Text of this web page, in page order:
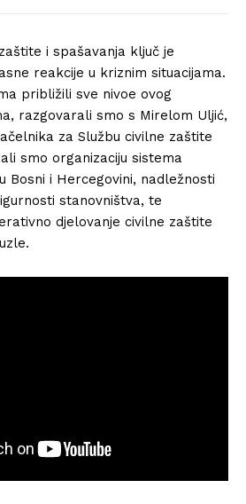
i spašavanja ključ je
reakcije u kriznim situacijama.
približili sve nivoe ovog
razgovarali smo s Mirelom Uljić,
za Službu civilne zaštite
smo organizaciju sistema
Bosni i Hercegovini, nadležnosti
stanovništva, te
djelovanje civilne zaštite